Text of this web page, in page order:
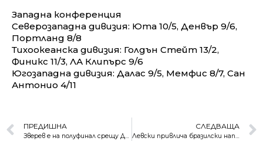
Западна конференция
Северозападна дивизия: Юта 10/5, Денвър 9/6,
Портланд 8/8
Тихоокеанска дивизия: Голдън Стейт 13/2,
Финикс 11/3, ЛА Клипърс 9/6
Югозападна дивизия: Далас 9/5, Мемфис 8/7, Сан
Антонио 4/11
ПРЕДИШНА
Зверев е на полуфинал срещу Джокович в Торино
СЛЕДВАЩА
Левски привлича бразилски нападател